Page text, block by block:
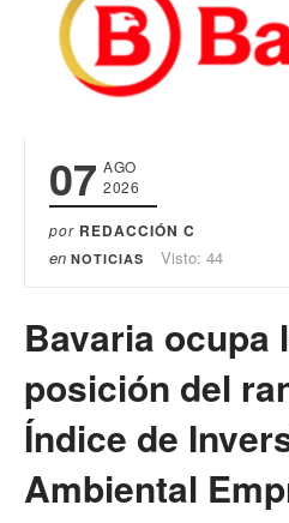
07 AGO
2026
por REDACCIÓN C
en NOTICIAS Visto: 44
Bavaria ocupa
posición del
Índice de
Ambiental